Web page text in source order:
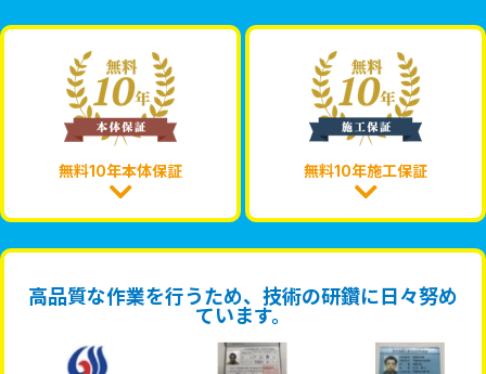
無料10年本体保証 無料10年施工保証
高品質な作業を行うため、技術の研鑽に日々努め
ています。